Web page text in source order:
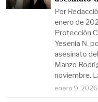
Por
enero de
Protección
Yesenia N.
asesinato
Manzo
noviembre.
enero 9, 2026